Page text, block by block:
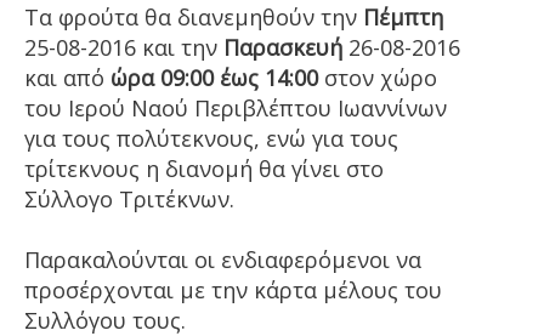
Τα φρούτα θα διανεμηθούν την Πέμπτη
25-08-2016 και την Παρασκευή 26-08-2016
και από ώρα 09:00 έως 14:00στον χώρο
του Ιερού Ναού Περιβλέπτου Ιωαννίνων
για τους πολύτεκνους, ενώ για τους
τρίτεκνους η διανομή θα γίνει στο
Σύλλογο Τριτέκνων.
Παρακαλούνται οι ενδιαφερόμενοι να
προσέρχονται με την κάρτα μέλους του
Συλλόγου τους.